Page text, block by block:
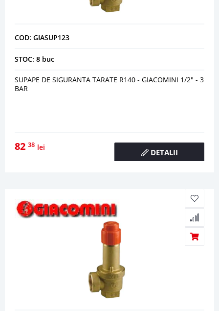
COD: GIASUP123
STOC: 8 buc
SUPAPE DE SIGURANTA TARATE R140 - GIACOMINI 1/2" - 3
BAR
82 38 lei
DETALII